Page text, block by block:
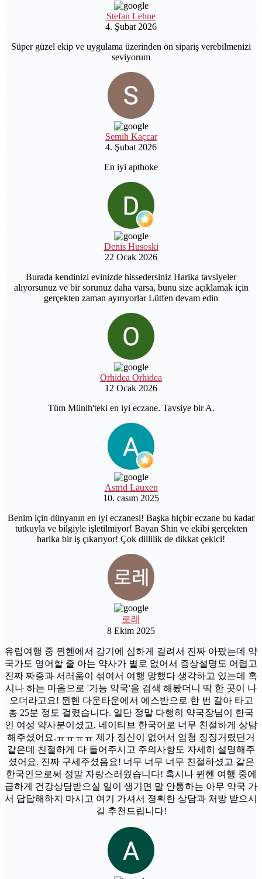
Stefan Lehne
4. Şubat 2026
Süper güzel ekip ve uygulama üzerinden ön sipariş verebilmenizi
seviyorum
Semih Kaçcar
4. Şubat 2026
En iyi apthoke
Denis Husoski
22 Ocak 2026
Burada kendinizi evinizde hissedersiniz Harika tavsiyeler
alıyorsunuz ve bir sorunuz daha varsa, bunu size açıklamak için
gerçekten zaman ayırıyorlar Lütfen devam edin
Orhidea Orhidea
12 Ocak 2026
Tüm Münih'teki en iyi eczane. Tavsiye bir A.
Astrid Lauxen
10. casım 2025
Benim için dünyanın en iyi eczanesi! Başka hiçbir eczane bu kadar
tutkuyla ve bilgiyle işletilmiyor! Bayan Shin ve ekibi gerçekten
harika bir iş çıkarıyor! Çok dillilik de dikkat çekici!
로레
8 Ekim 2025
유럽여행 중 뮌헨에서 감기에 심하게 걸려서 진짜 아팠는데 약
국가도 영어할 줄 아는 약사가 별로 없어서 증상설명도 어렵고
진짜 짜증과 서러움이 섞여서 여행 망했다 생각하고 있는데 혹
시나 하는 마음으로 '가능 약국'을 검색 해봤더니 딱 한 곳이 나
오더라고요! 뮌헨 다운타운에서 에스반으로 한 번 갈아 타고
총 25분 정도 걸렸습니다. 일단 정말 다행히 약국장님이 한국
인 여성 약사분이셨고, 네이티브 한국어로 너무 친절하게 상담
해주셨어요.ㅠㅠㅠㅠ 제가 정신이 없어서 엄청 징징거렸던거
같은데 친절하게 다 들어주시고 주의사항도 자세히 설명해주
셨어요. 진짜 구세주셨음요! 너무 너무 너무 친절하셨고 같은
한국인으로써 정말 자랑스러웠습니다! 혹시나 뮌헨 여행 중에
급하게 건강상담받으실 일이 생기면 말 안통하는 아무 약국 가
서 답답해하지 마시고 여기 가셔서 졍확한 상담과 처방 받으시
길 추천드립니다!